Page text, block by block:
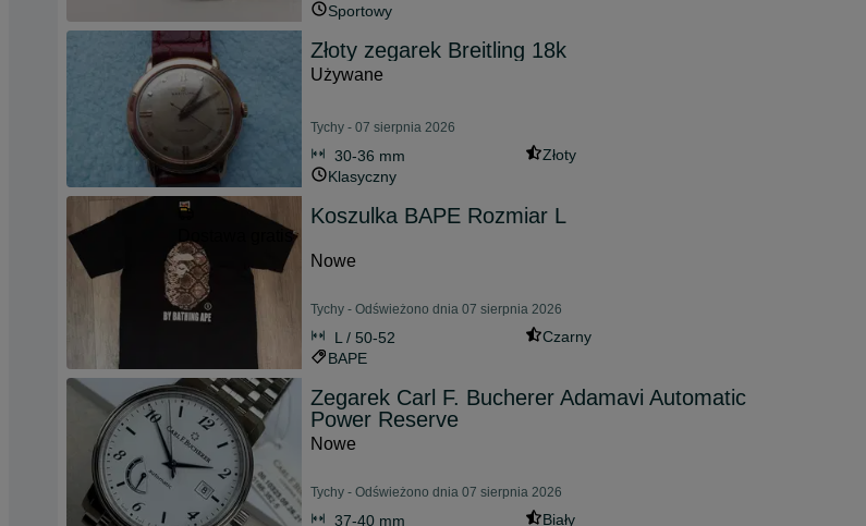
Sportowy
Złoty zegarek Breitling 18k
Używane
Tychy - 07 sierpnia 2026
30-36 mm
Złoty
Klasyczny
Dostawa gratis
Koszulka BAPE Rozmiar L
Nowe
Tychy - Odświeżono dnia 07 sierpnia 2026
L / 50-52
Czarny
BAPE
Zegarek Carl F. Bucherer Adamavi Automatic
Power Reserve
Nowe
Tychy - Odświeżono dnia 07 sierpnia 2026
37-40 mm
Biały